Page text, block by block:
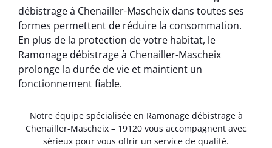
débistrage à Chenailler-Mascheix dans toutes ses
formes permettent de réduire la consommation.
En plus de la protection de votre habitat, le
Ramonage débistrage à Chenailler-Mascheix
prolonge la durée de vie et maintient un
fonctionnement fiable.
Notre équipe spécialisée en Ramonage débistrage à
Chenailler-Mascheix – 19120 vous accompagnent avec
sérieux pour vous offrir un service de qualité.